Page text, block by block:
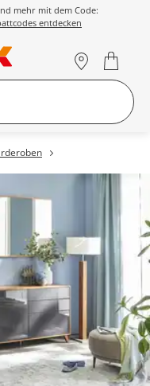
mehr mit dem Code:
entdecken